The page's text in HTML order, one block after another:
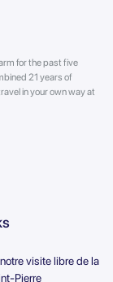
for the past five
21 years of
in your own way at
visite libre de la
Pierre